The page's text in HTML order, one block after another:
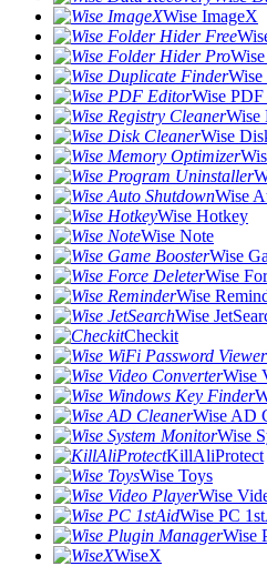
Wise ImageX
Wise
Wise
Wise
Wise
Wise Hotkey
Wise Note
Wise
Wise
Wise
Wise
Checkit
Wise
Wise AD
Wise
KillAliProtect
Wise Toys
Wise
Wise PC
Wise
WiseX